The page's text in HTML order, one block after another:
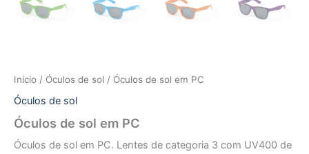
Início / Óculos de sol / Óculos de sol em PC
Óculos de sol
Óculos de sol em PC
Óculos de sol em PC. Lentes de categoria 3 com UV400 de